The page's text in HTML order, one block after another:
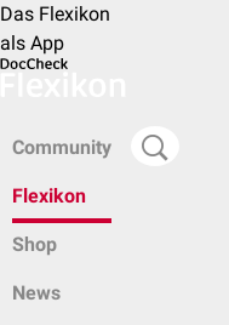
Das Flexikon
als App
Community
Flexikon
Shop
News